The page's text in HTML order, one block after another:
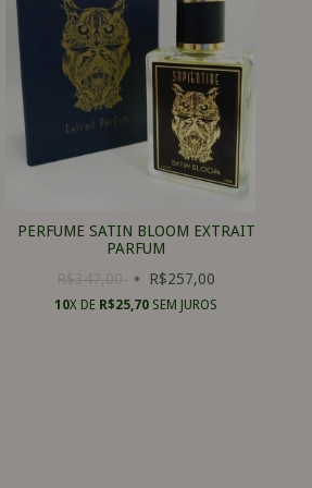
PERFUME SATIN BLOOM EXTRAIT
PARFUM
R$347,00
R$257,00
10X DE R$25,70 SEM JUROS